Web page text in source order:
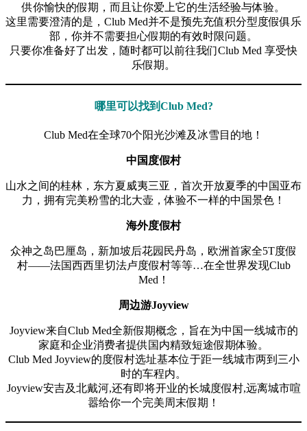
供你愉快的假期，而且让你爱上它的生活经验与体验。
这里需要澄清的是，Club Med并不是预先充值积分型度假俱乐
部，你并不需要担心假期的有效时限问题。
只要你准备好了出发，随时都可以前往我们Club Med 享受快
乐假期。
哪里可以找到Club Med?
Club Med在全球70个阳光沙滩及冰雪目的地！
中国度假村
山水之间的桂林，东方夏威夷三亚，首次开放夏季的中国亚布
力，拥有完美粉雪的北大壶，体验不一样的中国景色！
海外度假村
众神之岛巴厘岛，新加坡后花园民丹岛，欧洲首家全5T度假
村——法国西西里切法卢度假村等等…在全世界发现Club
Med！
周边游Joyview
Joyview来自Club Med全新假期概念，旨在为中国一线城市的
家庭和企业消费者提供国内精致短途假期体验。
Club Med Joyview的度假村选址基本位于距一线城市两到三小
时的车程内。
Joyview安吉及北戴河,还有即将开业的长城度假村,远离城市喧
嚣给你一个完美周末假期！